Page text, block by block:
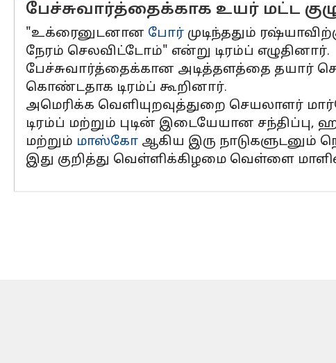
பேச்சுவார்த்தைக்காக உயர் மட்ட
"உக்ரைனுடனான போர் முடிந்ததும்
நேரம் செலவிட்டோம்" என்று டிரம்ப் எழுதினார்.
பேச்சுவார்த்தைக்கான அடித்தளத்தை தயார்
கொண்டதாக டிரம்ப் கூறினார்.
அமெரிக்க வெளியுறவுத்துறை செயலாளர்
டிரம்ப் மற்றும் புடின் இடையேயான
மற்றும் மாஸ்கோ ஆகிய இரு நாடுகளுடனும்
இது குறித்து வெள்ளிக்கிழமை வெள்ளை